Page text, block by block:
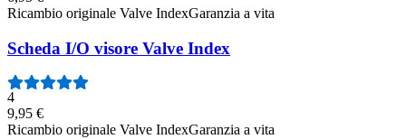
Ricambio originale Valve IndexGaranzia a vita
Scheda I/O visore Valve Index
4
9,95 €
Ricambio originale Valve IndexGaranzia a vita